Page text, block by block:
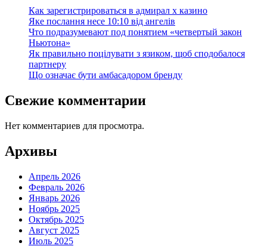
Как зарегистрироваться в адмирал х казино
Яке послання несе 10:10 від ангелів
Что подразумевают под понятием «четвертый закон
Ньютона»
Як правильно поцілувати з язиком, щоб сподобалося
партнеру
Що означає бути амбасадором бренду
Свежие комментарии
Нет комментариев для просмотра.
Архивы
Апрель 2026
Февраль 2026
Январь 2026
Ноябрь 2025
Октябрь 2025
Август 2025
Июль 2025